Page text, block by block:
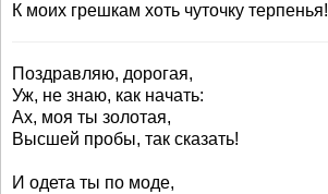
К моих грешкам хоть чуточку терпенья!
Поздравляю, дорогая,
Уж, не знаю, как начать:
Ах, моя ты золотая,
Высшей пробы, так сказать!
И одета ты по моде,